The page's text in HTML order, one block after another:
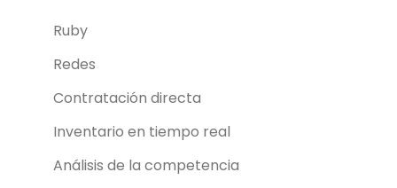
Ruby
Redes
Contratación directa
Inventario en tiempo real
Análisis de la competencia